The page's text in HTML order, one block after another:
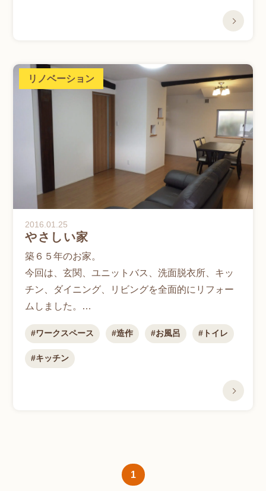
リノベーション
2016.01.25
やさしい家
築６５年のお家。
今回は、玄関、ユニットバス、洗面脱衣所、キッ
チン、ダイニング、リビングを全面的にリフォー
ムしました。
また、中の間、奥の間、納戸も基礎と床下地を直
し、収納や仏間などを新設しております。
床、天井、壁には断熱材を入れて、改修前より温
ワークスペース 造作 お風呂 トイレ
キッチン
1